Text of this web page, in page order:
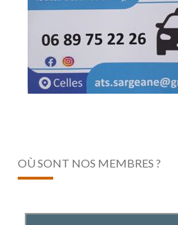
OÙ SONT NOS MEMBRES ?